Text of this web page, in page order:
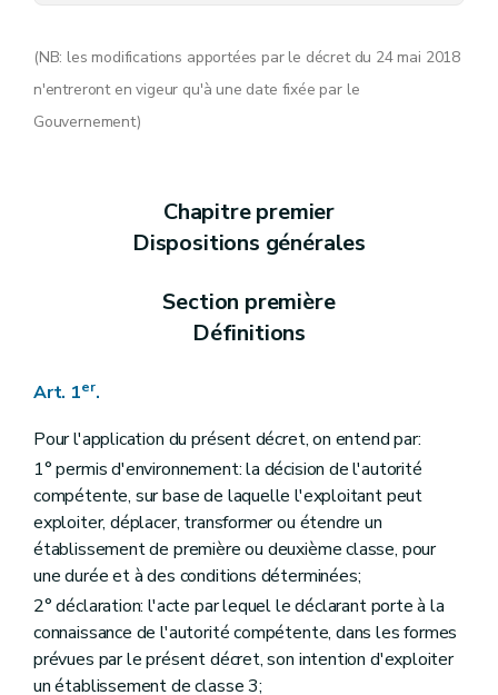
Art. 14
Chapitre III Procédure d'octroi du permis d'environnement
Section première
Art. 16
Art. 21
Enquête publique
Art. 27
Art. 29
Section 3 Avis
Art. 30
Art. 31
Art. 32
Art. 33
Art. 34
Section 4 Décision
Art. 35
Art. 36
Art. 37
Art. 38
Section 5 Procédure simplifiée
(NB: les modifications apportées par le décret du 24 mai 2018
n'entreront en vigeur qu'à une date fixée par le
Gouvernement)
Chapitre premier
Dispositions générales
Section première
Définitions
Art. 1er.
Pour l'application du présent décret, on entend par:
1° permis d'environnement: la décision de l'autorité
compétente, sur base de laquelle l'exploitant peut
exploiter, déplacer, transformer ou étendre un
établissement de première ou deuxième classe, pour
une durée et à des conditions déterminées;
2° déclaration: l'acte par lequel le déclarant porte à la
connaissance de l'autorité compétente, dans les formes
prévues par le présent décret, son intention d'exploiter
un établissement de classe 3;